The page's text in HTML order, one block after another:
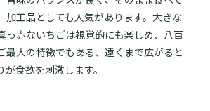
加工品としても人気があります。大きな
っ赤ないちごは視覚的にも楽しめ、八百
最大の特徴でもある、遠くまで広がると
が食欲を刺激します。